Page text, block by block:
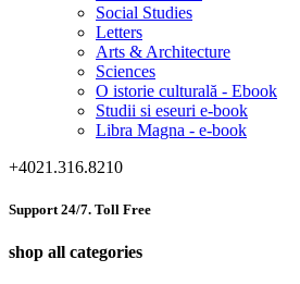
Social Studies
Letters
Arts & Architecture
Sciences
O istorie culturală - Ebook
Studii si eseuri e-book
Libra Magna - e-book
+4021.316.8210
Support 24/7. Toll Free
shop all categories